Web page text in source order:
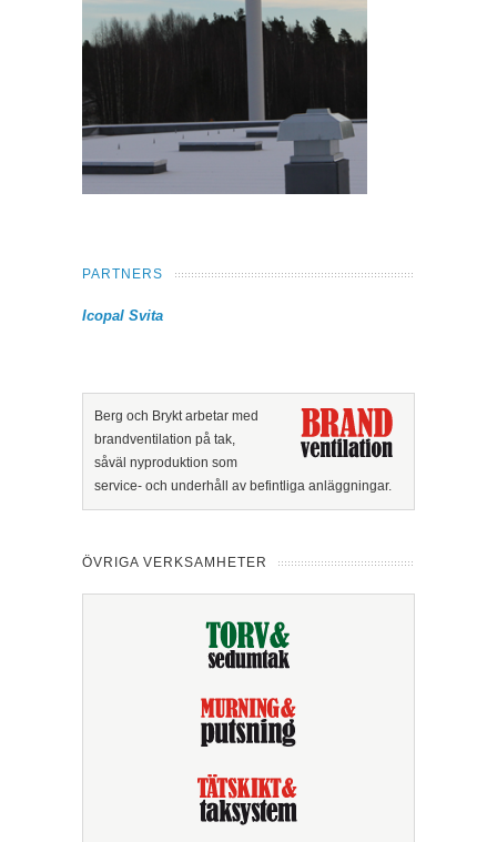
PARTNERS
Icopal Svita
Berg och Brykt arbetar med
brandventilation på tak,
såväl nyproduktion som
service- och underhåll av befintliga anläggningar.
ÖVRIGA VERKSAMHETER